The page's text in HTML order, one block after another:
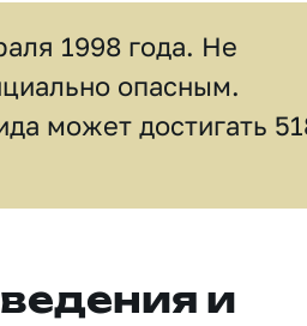
1998 года. Не
опасным.
может достигать
и